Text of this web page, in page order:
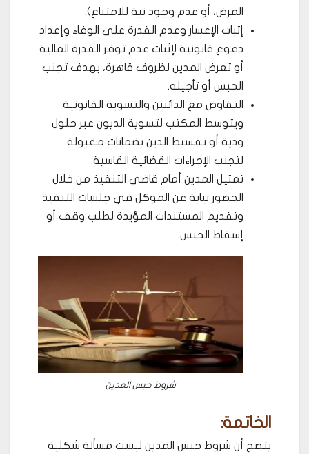
المرض، أو عدم وجود نية للامتناع).
إثبات الإعسار وعدم القدرة على الوفاء وإعداد
دفوع قانونية لإثبات عدم توفر القدرة المالية
أو تعرض المدين لظروف قاهرة، بهدف تجنب
الحبس أو تأجيله.
التفاوض مع الدائنين والتسوية القانونية
ويتوسط المكتب لتسوية الديون عبر حلول
ودية أو تقسيط الدين بضمانات مقبولة
لتجنب الإجراءات القضائية القاسية.
تمثيل المدين أمام قاضي التنفيذ من خلال
الحضور نيابة عن الموكل في جلسات التنفيذ
وتقديم المستندات المؤيدة لطلب وقف أو
إسقاط الحبس.
شروط حبس المدين
الخاتمة:
يتضح أن شروط حبس المدين ليست مسألة شكلية